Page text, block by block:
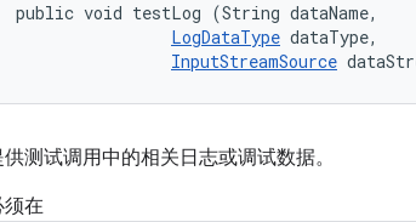
public void testLog (String dataName,
LogDataType dataType,
InputStreamSource
供测试调用中的相关日志或调试数据。
须在